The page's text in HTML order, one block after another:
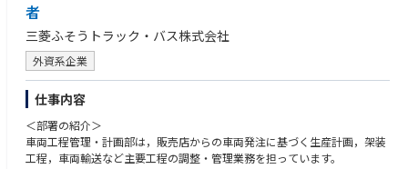
ク・プロジェクト進捗に直結する意思決定に関与できます。
・本社機能として各工場・関係部署と連携し、調達戦略/プロセス整備な
ど企画面も含めて経験を広げられるポジションです。
＜当社製品の主な利用分野＞
・機能性材料：エアコン・冷蔵庫などに使用される冷凍機油の原料／化粧
品に用いられる特殊ジオールなど
・基礎化学品：住宅・自動車等の産業で使用される溶剤、樹脂原料、可塑
剤原料など
者
三菱ふそうトラック・バス株式会社
外資系企業
仕事内容
＜部署の紹介＞
車両工程管理・計画部は，販売店からの車両発注に基づく生産計画，架装
工程，車両輸送など主要工程の調整・管理業務を担っています。